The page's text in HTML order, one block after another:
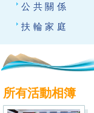
公共關係
扶輪家庭
所有活動相簿